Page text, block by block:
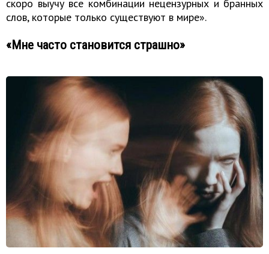
скоро выучу все комбинации нецензурных и бранных
слов, которые только существуют в мире».
«Мне часто становится страшно»